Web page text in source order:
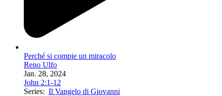
Perché si compie un miracolo
Reno Ulfo
Jan. 28, 2024
John 2:1-12
Series: Il Vangelo di Giovanni